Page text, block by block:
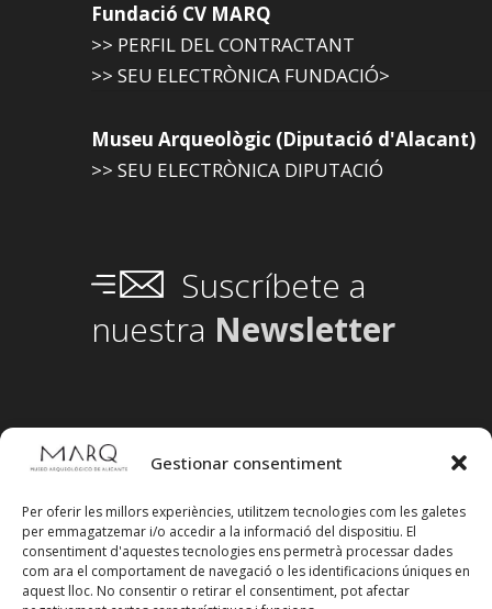
Gestionar consentiment
Per oferir les millors experiències, utilitzem tecnologies com les galetes
per emmagatzemar i/o accedir a la informació del dispositiu. El
consentiment d'aquestes tecnologies ens permetrà processar dades
com ara el comportament de navegació o les identificacions úniques en
aquest lloc. No consentir o retirar el consentiment, pot afectar
Fundació CV MARQ
>> PERFIL DEL CONTRACTANT
>> SEU ELECTRÒNICA FUNDACIÓ>
Museu Arqueològic (Diputació d'Alacant)
>> SEU ELECTRÒNICA DIPUTACIÓ
Suscríbete a
nuestra Newsletter